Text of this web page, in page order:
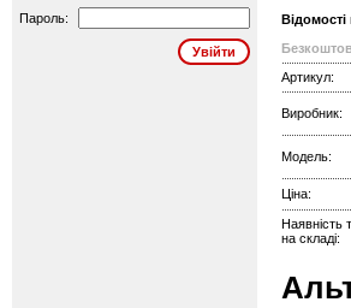
Пароль:
Артикул:
Виробник:
Модель:
Ціна:
Наявність
на складі: